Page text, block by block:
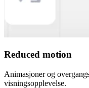
Reduced motion
Animasjoner og
visningsopplevelse.